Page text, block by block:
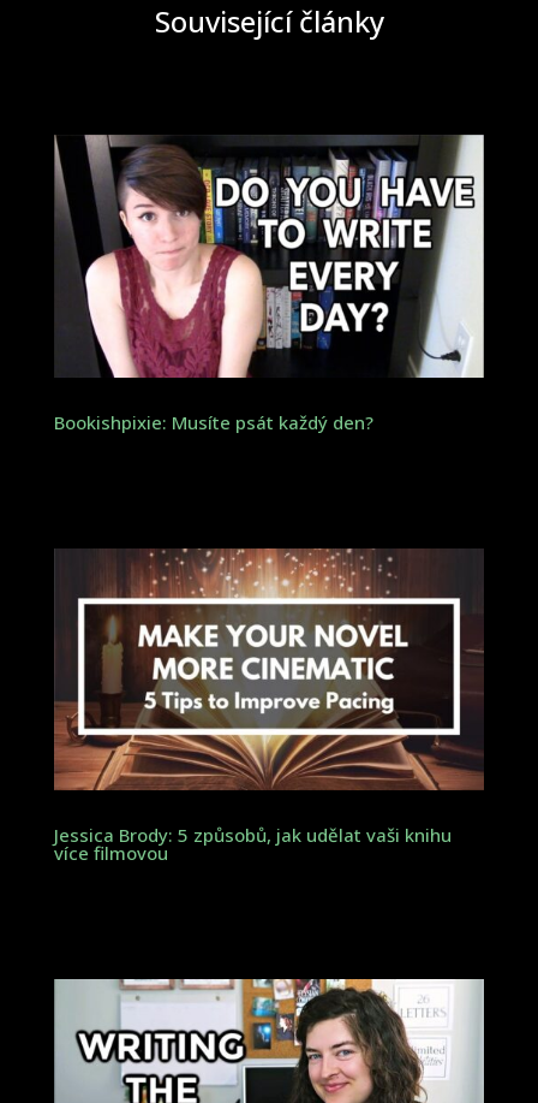
Související články
Bookishpixie: Musíte psát každý den?
Jessica Brody: 5 způsobů, jak udělat vaši knihu
více filmovou